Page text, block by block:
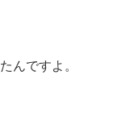
んですよ。